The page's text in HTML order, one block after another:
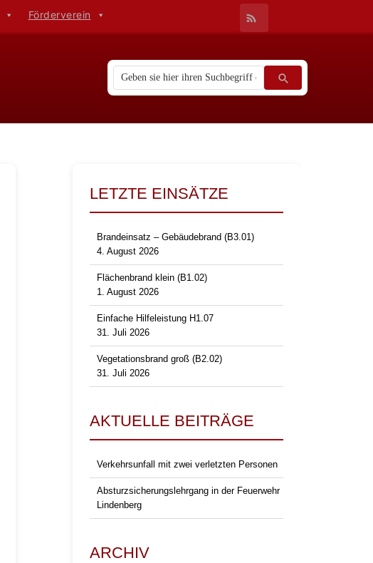
Förderverein
LETZTE EINSÄTZE
Brandeinsatz – Gebäudebrand (B3.01)
4. August 2026
Flächenbrand klein (B1.02)
1. August 2026
Einfache Hilfeleistung H1.07
31. Juli 2026
Vegetationsbrand groß (B2.02)
31. Juli 2026
AKTUELLE BEITRÄGE
Verkehrsunfall mit zwei verletzten Personen
Absturzsicherungslehrgang in der Feuerwehr
Lindenberg
ARCHIV